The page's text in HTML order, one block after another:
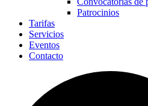
Patrocinios
Tarifas
Servicios
Eventos
Contacto